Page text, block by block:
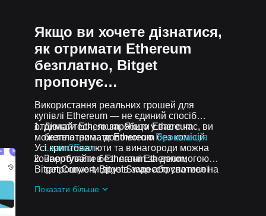
Якщо ви хочете дізнатися,
як отримати Ethereum
безплатно, Bitget
пропонує…
Використання реальних грошей для
купівлі Ethereum — не єдиний спосіб
отримати Ethereum. Якщо у вас є час, ви
можете отримати Ethereum без комісій.
Дізнайтеся, як заробити Ethereum
безплатно за допомогою Промоакція
Learn2Earn
Заробляйте безплатні Ethereum,
запрошуючи друзів зареєструватися на
Отримуйте безплатні Ethereum у вигляді
Усі криптовалюти та винагороди можна
конвертувати в Ethereum за допомогою
Bitget Convert, Bitget Swap або спотової
Показати більше